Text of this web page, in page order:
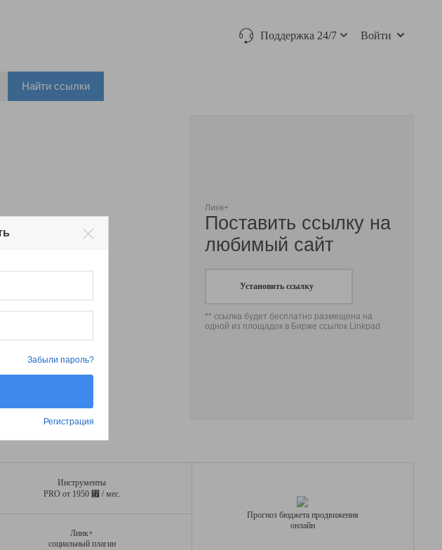
Поддержка 24/7 Войти
Найти ссылки
Линк+
Поставить ссылку на
любимый сайт
Установить ссылку
** ссылка будет бесплатно размещена на
одной из площадок в Бирже ссылок Linkpad
Инструменты
PRO от 1950 ⃏ / мес.
Линк+
социальный плагин
Прогноз бюджета продвижения
онлайн
Регистрация
Забыли пароль?